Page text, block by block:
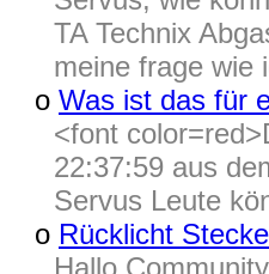
TA Technix
meine frage wie
o Was ist das für
<font
22:37:59 aus
Servus Leute
o Rücklicht
Hallo